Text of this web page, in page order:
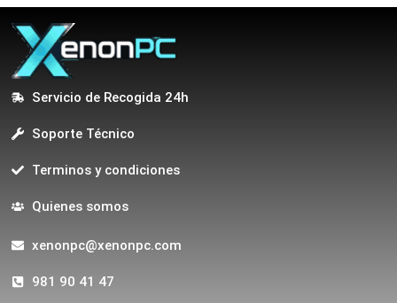
Servicio de Recogida 24h
Soporte Técnico
Terminos y condiciones
Quienes somos
xenonpc@xenonpc.com
981 90 41 47